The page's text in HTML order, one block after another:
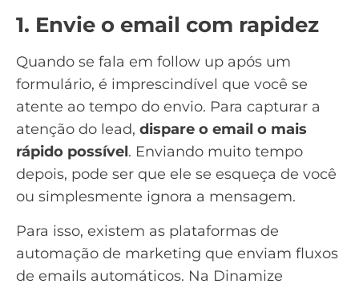
1. Envie o email com rapidez
Quando se fala em follow up após um
formulário, é imprescindível que você se
atente ao tempo do envio. Para capturar a
atenção do lead, dispare o email o mais
rápido possível. Enviando muito tempo
depois, pode ser que ele se esqueça de você
ou simplesmente ignora a mensagem.
Para isso, existem as plataformas de
automação de marketing que enviam fluxos
de emails automáticos. Na Dinamize